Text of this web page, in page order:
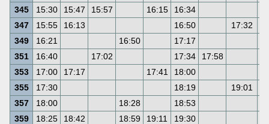
345
15:30 15:47 15:57 16:15 16:34
347
15:55 16:13 16:50 17:32
349
16:21 16:50 17:17
351
16:40 17:02 17:34 17:58
353
17:00 17:17 17:41 18:00
355
17:30 18:19 19:01
357
18:00 18:28 18:53
359
18:25 18:42 18:59 19:11 19:30